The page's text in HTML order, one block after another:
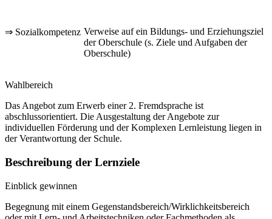
⇒ Sozialkompetenz Verweise auf ein Bildungs- und Erziehungsziel
der Oberschule (s. Ziele und Aufgaben der
Oberschule)
Wahlbereich
Das Angebot zum Erwerb einer 2. Fremdsprache ist
abschlussorientiert. Die Ausgestaltung der Angebote zur
individuellen Förderung und der Komplexen Lernleistung liegen in
der Verantwortung der Schule.
Beschreibung der Lernziele
Einblick gewinnen
Begegnung mit einem Gegenstandsbereich/Wirklichkeitsbereich